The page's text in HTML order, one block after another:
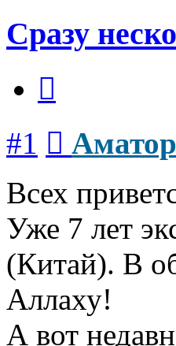
Сразу
#1 Аматор
Всех
Уже 7 лет
(Китай). В
Аллаху!
А вот